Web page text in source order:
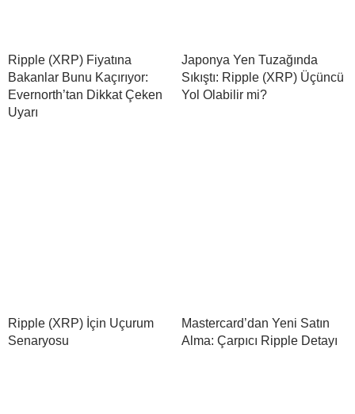
Ripple (XRP) Fiyatına
Bakanlar Bunu Kaçırıyor:
Evernorth’tan Dikkat Çeken
Uyarı
Japonya Yen Tuzağında
Sıkıştı: Ripple (XRP) Üçüncü
Yol Olabilir mi?
Ripple (XRP) İçin Uçurum
Senaryosu
Mastercard’dan Yeni Satın
Alma: Çarpıcı Ripple Detayı